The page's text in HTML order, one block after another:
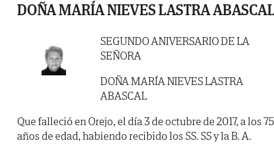
DOÑA MARÍA NIEVES LASTRA
SEGUNDO ANIVERSARIO DE LA
SEÑORA
DOÑA MARÍA NIEVES LASTRA
ABASCAL
Que falleció en Orejo, el día 3 de octubre de 2017, a los 75
años de edad, habiendo recibido los SS. SS y la B. A.